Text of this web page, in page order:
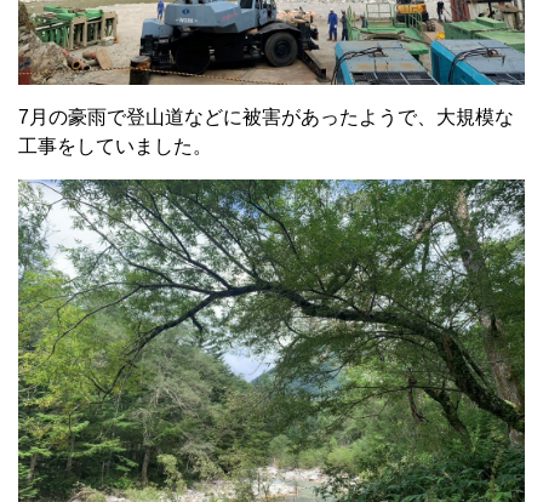
7月の豪雨で登山道などに被害があったようで、大規模な
工事をしていました。